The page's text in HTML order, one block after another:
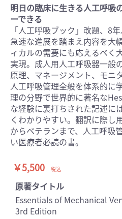
明日の臨床に生きる人工呼吸
ーできる
「人工呼吸ブック」改題、8
急速な進展を踏まえ内容を大
ィカルの需要にも応えるべく
実現。成人用人工呼吸器一般
原理、マネージメント、モニ
人工呼吸管理全般を体系的に
理の分野で世界的に著名な
な経験に裏打ちされた記述に
くわかりやすい。翻訳に際し
からベテランまで、人工呼吸
い医療者必読の書。
￥5,500 税込
原著タイトル
Essentials of Mechanical
3rd Edition